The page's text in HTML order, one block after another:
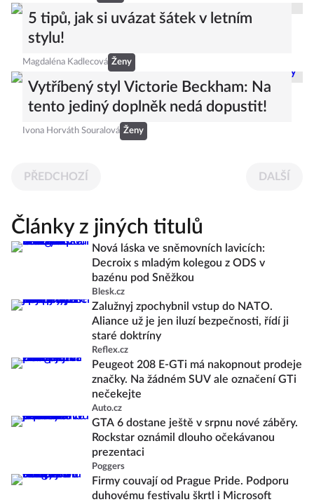
5 tipů, jak si uvázat šátek v letním
stylu!
Magdaléna Kadlecová Ženy
Vytříbený styl Victorie Beckham: Na
tento jediný doplněk nedá dopustit!
Ivona Horváth Souralová Ženy
PŘEDCHOZÍ DALŠÍ
Články z jiných titulů
Nová láska ve sněmovních lavicích:
Decroix s mladým kolegou z ODS v
bazénu pod Sněžkou
Blesk.cz
Zalužnyj zpochybnil vstup do NATO.
Aliance už je jen iluzí bezpečnosti, řídí ji
staré doktríny
Reflex.cz
Peugeot 208 E-GTi má nakopnout prodeje
značky. Na žádném SUV ale označení GTi
nečekejte
Auto.cz
GTA 6 dostane ještě v srpnu nové záběry.
Rockstar oznámil dlouho očekávanou
prezentaci
Poggers
Firmy couvají od Prague Pride. Podporu
duhovému festivalu škrtl i Microsoft